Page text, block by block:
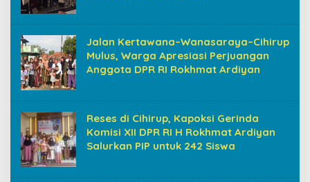
Jalan Kertawana–Wanasaraya–Cihirup
Mulus, Warga Apresiasi Perjuangan
Anggota DPR RI Rokhmat Ardiyan
Reses di Cihirup, Kapoksi Gerinda
Komisi XII DPR RI H Rokhmat Ardiyan
Salurkan PIP untuk 242 Siswa